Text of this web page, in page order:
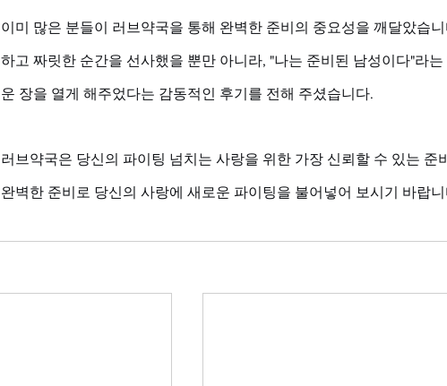
이미 많은 분들이 러브약국을 통해 완벽한 준비의 중요성을 깨달았습
하고 짜릿한 순간을 선사했을 뿐만 아니라, "나는 준비된 남성이다"라
운 장을 열게 해주었다는 감동적인 후기를 전해 주셨습니다.
러브약국은 당신의 파이팅 넘치는 사랑을 위한 가장 신뢰할 수 있는 준
완벽한 준비로 당신의 사랑에 새로운 파이팅을 불어넣어 보시기 바랍니